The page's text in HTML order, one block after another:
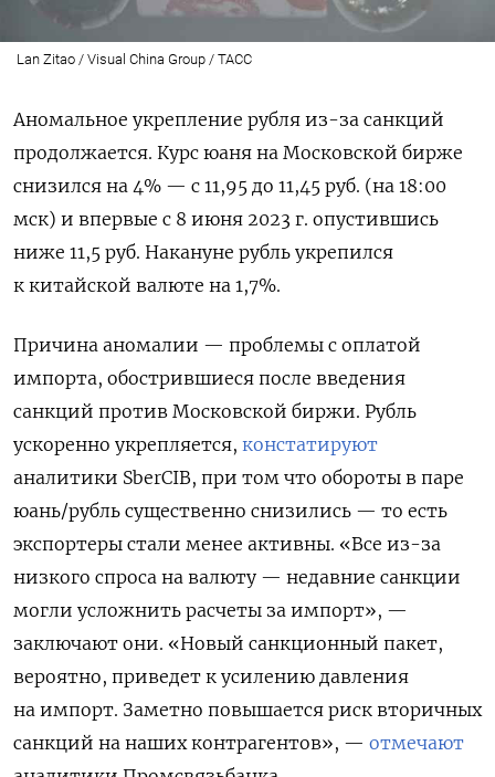
Lan Zitao / Visual China Group / ТАСС
Аномальное укрепление рубля из-за санкций
продолжается. Курс юаня на Московской бирже
снизился на 4% — с 11,95 до 11,45 руб. (на 18:00
мск) и впервые с 8 июня 2023 г. опустившись
ниже 11,5 руб. Накануне рубль укрепился
к китайской валюте на 1,7%.
Причина аномалии — проблемы с оплатой
импорта, обострившиеся после введения
санкций против Московской биржи. Рубль
ускоренно укрепляется, констатируют
аналитики SberCIB, при том что обороты в паре
юань/рубль существенно снизились — то есть
экспортеры стали менее активны. «Все из-за
низкого спроса на валюту — недавние санкции
могли усложнить расчеты за импорт», —
заключают они. «Новый санкционный пакет,
вероятно, приведет к усилению давления
на импорт. Заметно повышается риск вторичных
санкций на наших контрагентов», — отмечают